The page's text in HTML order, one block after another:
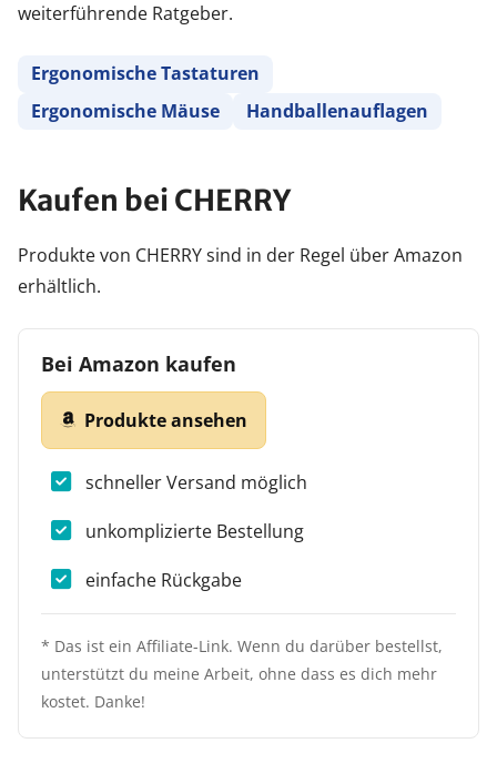
weiterführende Ratgeber.
Ergonomische Tastaturen
Ergonomische Mäuse
Handballenauflagen
Kaufen bei CHERRY
Produkte von CHERRY sind in der Regel über Amazon
erhältlich.
Bei Amazon kaufen
Produkte ansehen
schneller Versand möglich
unkomplizierte Bestellung
einfache Rückgabe
* Das ist ein Affiliate-Link. Wenn du darüber bestellst,
unterstützt du meine Arbeit, ohne dass es dich mehr
kostet. Danke!